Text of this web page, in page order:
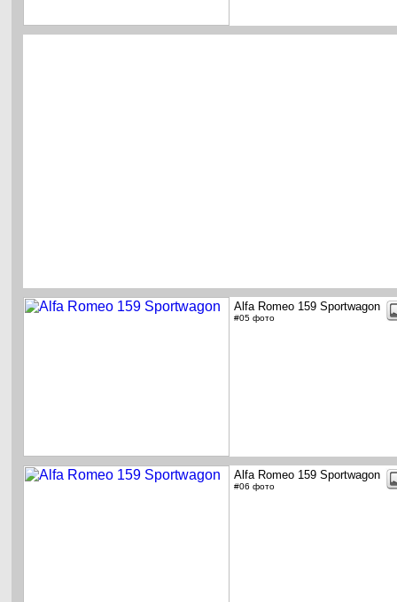
Alfa Romeo 159 Sportwagon
#05 фото
Alfa Romeo 159 Sportwagon
#06 фото